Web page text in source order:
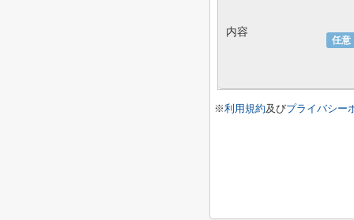
任意
内容
※利用規約及びプライバシー